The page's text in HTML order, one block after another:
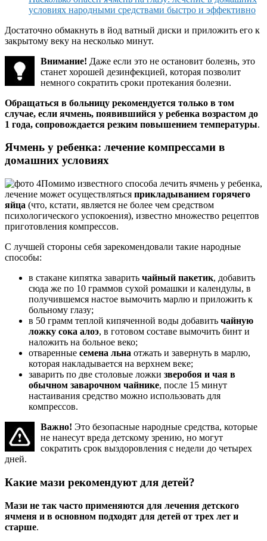
условиях народными средствами быстро и эффективно
Достаточно обмакнуть в йод ватный диски и приложить его к
закрытому веку на несколько минут.
Внимание! Даже если это не остановит болезнь, это
станет хорошей дезинфекцией, которая позволит
немного сократить сроки протекания болезни.
Обращаться в больницу рекомендуется только в том
случае, если ячмень, появившийся у ребенка возрастом до
1 года, сопровождается резким повышением температуры.
Ячмень у ребенка: лечение компрессами в
домашних условиях
Помимо известного способа лечить ячмень у ребенка,
лечение может осуществляться прикладыванием горячего
яйца (что, кстати, является не более чем средством
психологического успокоения), известно множество рецептов
приготовления компрессов.
С лучшей стороны себя зарекомендовали такие народные
способы:
в стакане кипятка заварить чайный пакетик, добавить
сюда же по 10 граммов сухой ромашки и календулы, в
получившемся настое вымочить марлю и приложить к
больному глазу;
в 50 грамм теплой кипяченной воды добавить чайную
ложку сока алоэ, в готовом составе вымочить бинт и
наложить на больное веко;
отваренные семена льна отжать и завернуть в марлю,
которая накладывается на верхнем веке;
заварить по две столовые ложки зверобоя и чая в
обычном заварочном чайнике, после 15 минут
настаивания средство можно использовать для
компрессов.
Важно! Это безопасные народные средства, которые
не нанесут вреда детскому зрению, но могут
сократить срок выздоровления с недели до четырех
дней.
Какие мази рекомендуют для детей?
Мази не так часто применяются для лечения детского
ячменя и в основном подходят для детей от трех лет и
старше.